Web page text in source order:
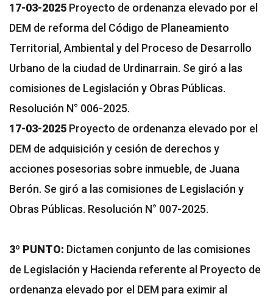
17-03-2025 Proyecto de ordenanza elevado por el
DEM de reforma del Código de Planeamiento
Territorial, Ambiental y del Proceso de Desarrollo
Urbano de la ciudad de Urdinarrain. Se giró a las
comisiones de Legislación y Obras Públicas.
Resolución N° 006-2025.
17-03-2025 Proyecto de ordenanza elevado por el
DEM de adquisición y cesión de derechos y
acciones posesorias sobre inmueble, de Juana
Berón. Se giró a las comisiones de Legislación y
Obras Públicas. Resolución N° 007-2025.
3º PUNTO: Dictamen conjunto de las comisiones
de Legislación y Hacienda referente al Proyecto de
ordenanza elevado por el DEM para eximir al